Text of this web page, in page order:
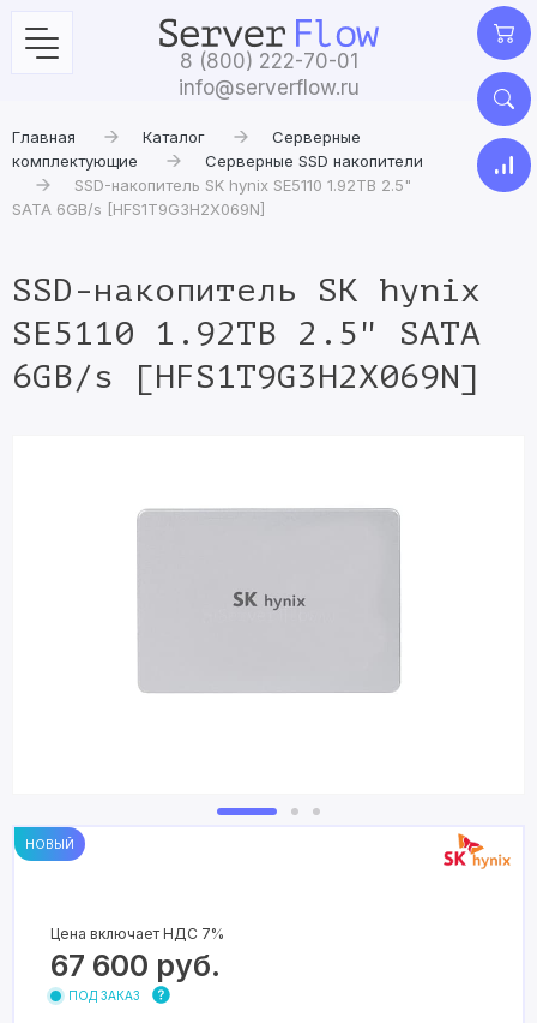
8 (800) 222-70-01
info@serverflow.ru
Главная Каталог
Серверные
комплектующие
Серверные SSD накопители
SSD-накопитель SK hynix SE5110 1.92TB 2.5"
SATA 6GB/s [HFS1T9G3H2X069N]
SSD-накопитель SK hynix
SE5110 1.92TB 2.5" SATA
6GB/s [HFS1T9G3H2X069N]
НОВЫЙ
Цена включает НДС 7%
67 600 руб.
ПОД ЗАКАЗ